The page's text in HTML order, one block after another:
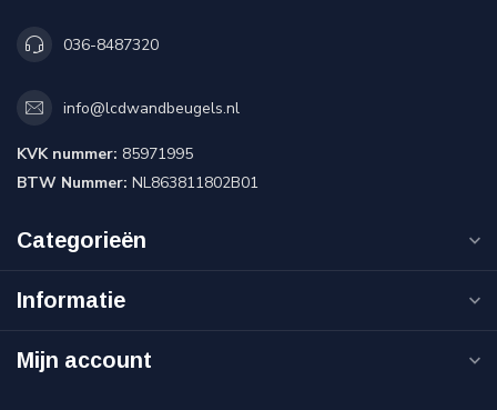
036-8487320
info@lcdwandbeugels.nl
KVK nummer: 85971995
BTW Nummer: NL863811802B01
Categorieën
Informatie
Mijn account